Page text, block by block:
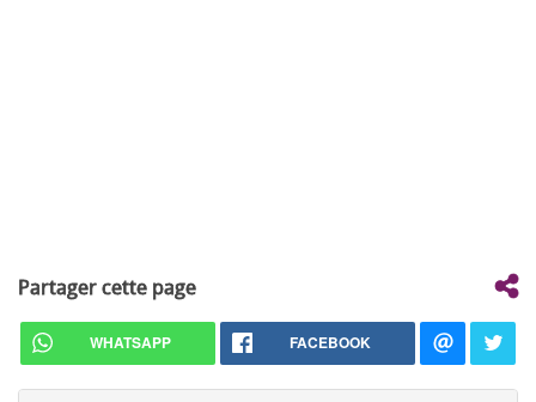
Partager cette page
WHATSAPP FACEBOOK